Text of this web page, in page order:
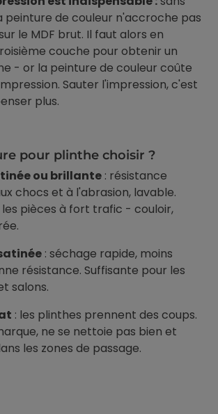
peinture de couleur n'accroche pas
le MDF brut. Il faut alors en
couche pour obtenir un
- or la peinture de couleur coûte
Sauter l'impression, c'est
plus.
pour plinthe choisir ?
ou brillante : résistance
chocs et à l'abrasion, lavable.
pièces à fort trafic - couloir,
: séchage rapide, moins
résistance. Suffisante pour les
salons.
: les plinthes prennent des coups.
ne se nettoie pas bien et
les zones de passage.